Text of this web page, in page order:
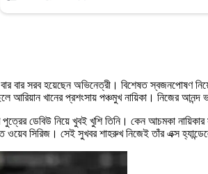
সরব হয়েছেন অভিনেত্রী। বিশেষত স্বজনপোষণ নিয়ে
খানের প্রশংসায় পঞ্চমুখ নায়িকা। নিজের আনন্দ
ডেবিউ নিয়ে খুবই খুশি তিনি। কেন আচমকা
সিরিজ। সেই সুখবর শাহরুখ নিজেই তাঁর এক্স